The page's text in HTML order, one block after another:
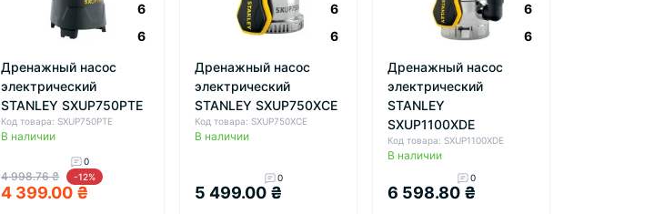
6
6
Дренажный насос
электрический
STANLEY SXUP750PTE
Код товара: SXUP750PTE
В наличии
0
4 998.76 ₴ -12%
4 399.00 ₴
6
6
Дренажный насос
электрический
STANLEY SXUP750XCE
Код товара: SXUP750XCE
В наличии
0
5 499.00 ₴
6
6
Дренажный насос
электрический
STANLEY
SXUP1100XDE
Код товара: SXUP1100XDE
В наличии
0
6 598.80 ₴